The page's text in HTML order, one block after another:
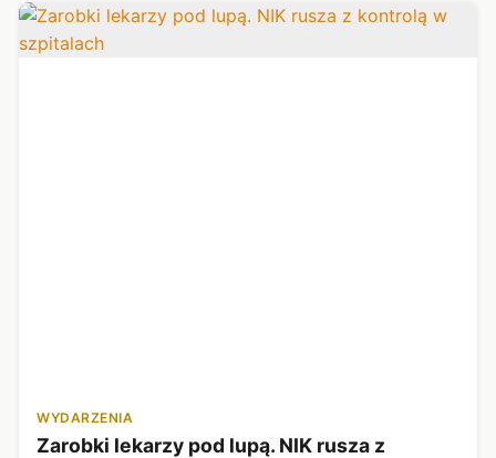
WYDARZENIA
Zarobki lekarzy pod lupą. NIK rusza z